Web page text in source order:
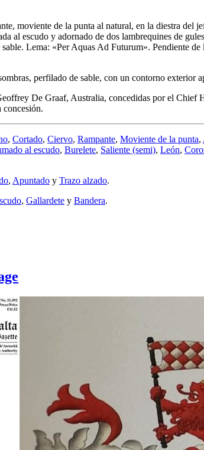
moviente de la punta al natural, en la diestra del
al escudo y adornado de dos lambrequines de
Lema: «Per Aquas Ad Futurum». Pendiente
perfilado de sable, con un contorno exterior
De Graaf, Australia, concedidas por el
concesión.
, Cortado, Ciervo, Rampante, Moviente de la punta,
al escudo, Burelete, Saliente (semi), León,
, Apuntado y Trazo alzado.
, Gallardete y Bandera.